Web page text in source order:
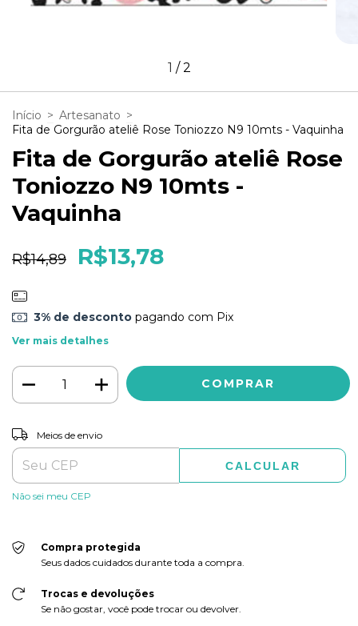
1 /2
Início > Artesanato >
Fita de Gorgurão ateliê Rose Toniozzo N9 10mts - Vaquinha
Fita de Gorgurão ateliê Rose
Toniozzo N9 10mts -
Vaquinha
R$14,89 R$13,78
3% de descontopagando com Pix
Ver mais detalhes
Entregas para o CEP:
Meios de envio
CALCULAR
Não sei meu CEP
Compra protegida
Seus dados cuidados durante toda a compra.
Trocas e devoluções
Se não gostar, você pode trocar ou devolver.